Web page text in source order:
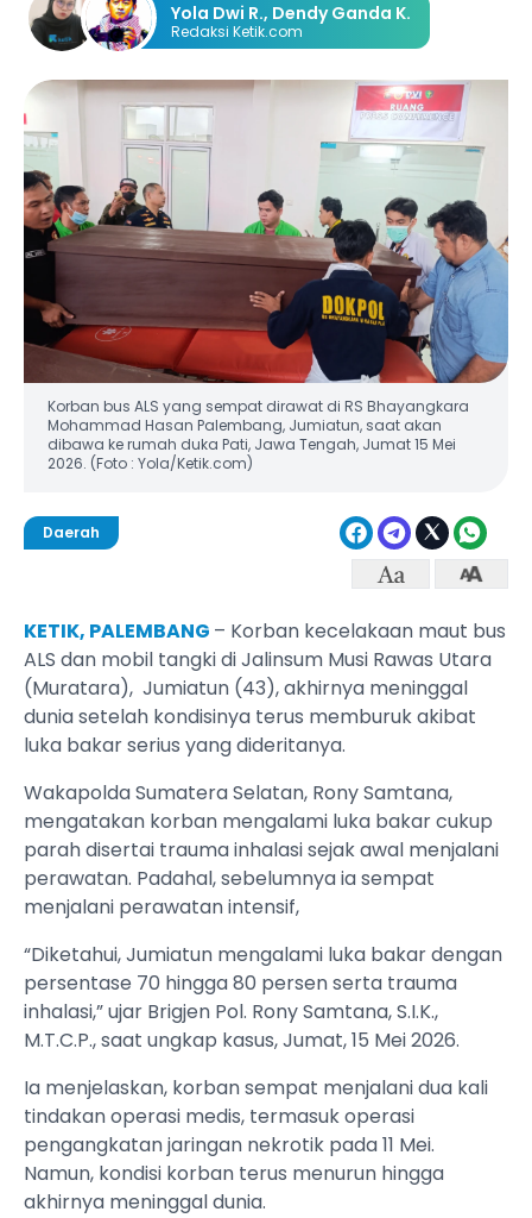
Yola Dwi R., Dendy Ganda K.
Redaksi Ketik.com
Korban bus ALS yang sempat dirawat di RS Bhayangkara
Mohammad Hasan Palembang, Jumiatun, saat akan
dibawa ke rumah duka Pati, Jawa Tengah, Jumat 15 Mei
2026. (Foto : Yola/Ketik.com)
Daerah
KETIK, PALEMBANG – Korban kecelakaan maut bus
ALS dan mobil tangki di Jalinsum Musi Rawas Utara
(Muratara), Jumiatun (43), akhirnya meninggal
dunia setelah kondisinya terus memburuk akibat
luka bakar serius yang dideritanya.
Wakapolda Sumatera Selatan, Rony Samtana,
mengatakan korban mengalami luka bakar cukup
parah disertai trauma inhalasi sejak awal menjalani
perawatan. Padahal, sebelumnya ia sempat
menjalani perawatan intensif,
“Diketahui, Jumiatun mengalami luka bakar dengan
persentase 70 hingga 80 persen serta trauma
inhalasi,” ujar Brigjen Pol. Rony Samtana, S.I.K.,
M.T.C.P., saat ungkap kasus, Jumat, 15 Mei 2026.
Ia menjelaskan, korban sempat menjalani dua kali
tindakan operasi medis, termasuk operasi
pengangkatan jaringan nekrotik pada 11 Mei.
Namun, kondisi korban terus menurun hingga
akhirnya meninggal dunia.